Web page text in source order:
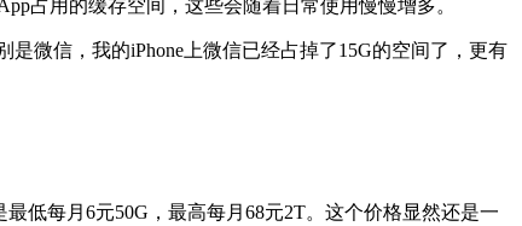
占用的缓存空间，这些会随着日常使用慢慢增多。
微信，我的iPhone上微信已经占掉了15G的空间了，更有
低每月6元50G，最高每月68元2T。这个价格显然还是一